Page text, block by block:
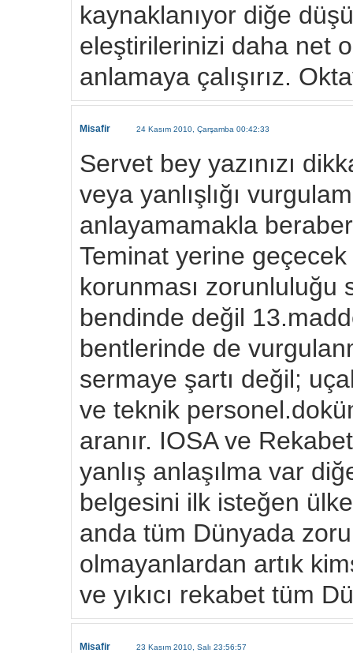
kaynaklanıyor diğe
eleştirilerinizi daha net
anlamaya çalışırız.
Misafir 24 Kasım 2010, Çarşamba 00:42:33
Servet bey yazınızı
veya yanlışlığı
anlayamamakla
Teminat yerine
korunması zorunluluğu
bendinde değil
bentlerinde de
sermaye şartı değil;
ve teknik
aranır. IOSA ve
yanlış anlaşılma var
belgesini ilk isteğen
anda tüm Dünyada
olmayanlardan artık
ve yıkıcı rekabet tüm
Misafir 23 Kasım 2010, Salı 23:56:57